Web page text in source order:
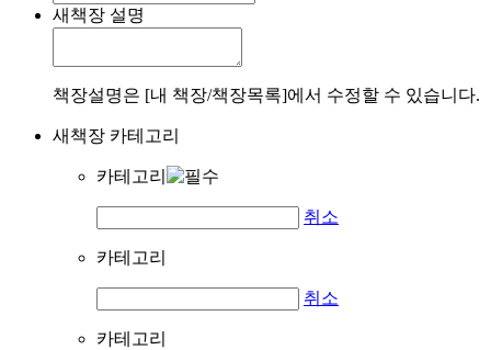
새책장 설명
책장설명은 [내 책장/책장목록]에서 수정할 수 있습니다.
새책장 카테고리
카테고리
취소
카테고리
취소
카테고리